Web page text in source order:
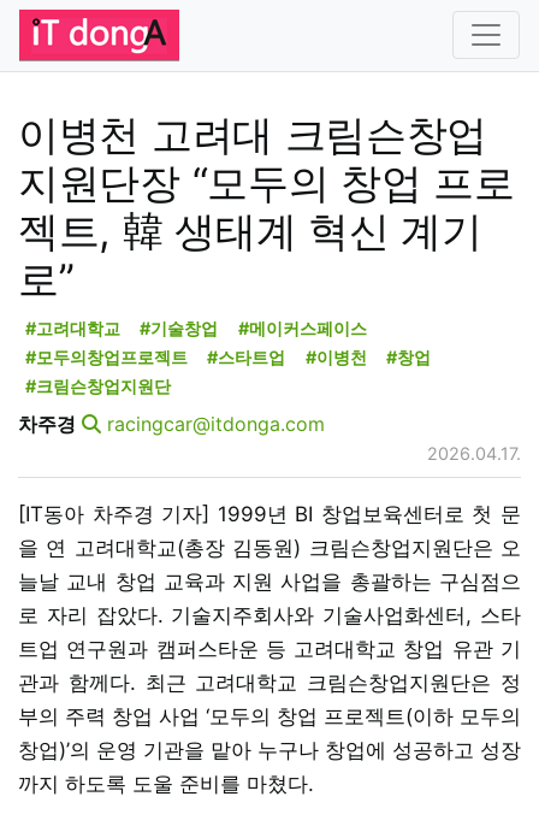
이병천 고려대 크림슨창업
지원단장 “모두의 창업 프로
젝트, 韓 생태계 혁신 계기
로”
#고려대학교 #기술창업
#메이커스페이스
#모두의창업프로젝트
#스타트업 #이병천
#창업
#크림슨창업지원단
차주경 racingcar@itdonga.com
2026.04.17.
[IT동아 차주경 기자] 1999년 BI 창업보육센터로 첫 문
을 연 고려대학교(총장 김동원) 크림슨창업지원단은 오
늘날 교내 창업 교육과 지원 사업을 총괄하는 구심점으
로 자리 잡았다. 기술지주회사와 기술사업화센터, 스타
트업 연구원과 캠퍼스타운 등 고려대학교 창업 유관 기
관과 함께다. 최근 고려대학교 크림슨창업지원단은 정
부의 주력 창업 사업 ‘모두의 창업 프로젝트(이하 모두의
창업)’의 운영 기관을 맡아 누구나 창업에 성공하고 성장
까지 하도록 도울 준비를 마쳤다.